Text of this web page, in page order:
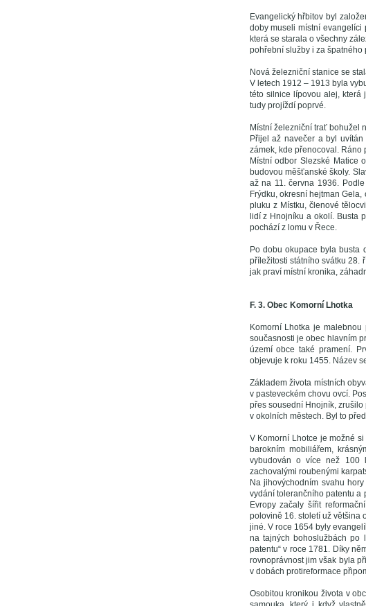
Evangelický hřbitov byl
doby museli místní evangelíci
která se starala o všechny
pohřební služby i za špatného
Nová železniční stanice se
V letech 1912 – 1913 byla
této silnice lípovou alej, která
tudy projíždí poprvé.
Místní železniční trať bohužel
Přijel až navečer a byl
zámek, kde přenocoval. Ráno
Místní odbor Slezské Matice
budovou měšťanské školy.
až na 11. června 1936.
Frýdku, okresní hejtman
pluku z Místku, členové
lidí z Hnojníku a okolí. Busta
pochází z lomu v Řece.
Po dobu okupace byla busta
příležitosti státního svátku 28.
jak praví místní kronika,
F. 3. Obec Komorní Lhotka
Komorní Lhotka je
současnosti je obec hlavním
území obce také pramení.
objevuje k roku 1455. Název
Základem života místních
v pasteveckém chovu ovcí.
přes sousední Hnojník,
v okolních městech. Byl to
V Komorní Lhotce je možné
barokním mobiliářem,
vybudován o více než 100
zachovalými roubenými
Na jihovýchodním svahu
vydání tolerančního patentu a
Evropy začaly šířit
polovině 16. století už většina
jiné. V roce 1654 byly
na tajných bohoslužbách po
patentu“ v roce 1781. Díky
rovnoprávnost jim však byla
v dobách protireformace
Osobitou kronikou života v